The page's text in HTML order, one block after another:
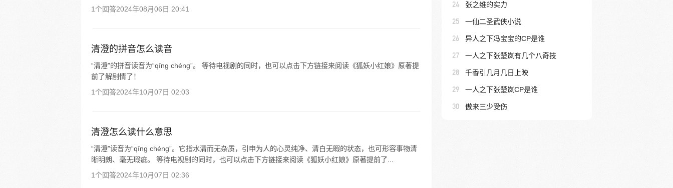
1个回答2024年08月06日 20:41
清澄的拼音怎么读音
“清澄”的拼音读音为“qīng chéng”。 等待电视剧的同时，也可以点击下方链接来阅读《狐妖小红娘》原著提
前了解剧情了！
1个回答2024年10月07日 02:03
清澄怎么读什么意思
“清澄”读音为“qīng chéng”。它指水清而无杂质，引申为人的心灵纯净、清白无暇的状态，也可形容事物清
晰明朗、毫无瑕疵。 等待电视剧的同时，也可以点击下方链接来阅读《狐妖小红娘》原著提前了...
1个回答2024年10月07日 02:36
24 张之维的实力
25 一仙二圣武侠小说
26 异人之下冯宝宝的CP是谁
27 一人之下张楚岚有几个八奇技
28 千香引几月几日上映
29 一人之下张楚岚CP是谁
30 傲来三少受伤